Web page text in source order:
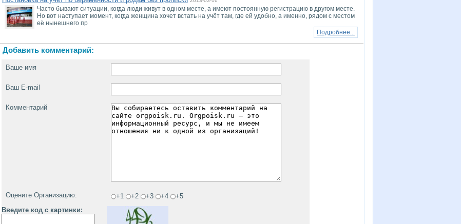
Часто бывают ситуации, когда люди живут в одном месте, а имеют постоянную регистрацию в другом месте.
Но вот наступает момент, когда женщина хочет встать на учёт там, где ей удобно, а именно, рядом с местом
её нынешнего пр
Подробнее...
Добавить комментарий:
Ваше имя
Ваш E-mail
Комментарий
Оцените Организацию: +1 +2 +3 +4
+5
Введите код с картинки: